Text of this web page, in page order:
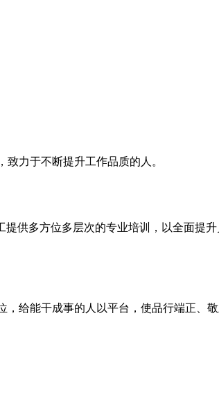
力于不断提升工作品质的人。
供多方位多层次的专业培训，以全面提
给能干成事的人以平台，使品行端正、